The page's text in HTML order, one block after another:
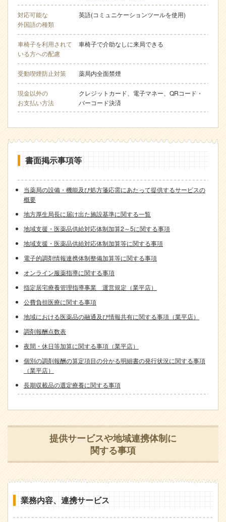
対応可能な
外国語の種類
英語(コミュニケーションツールを使用)
車椅子を利用されて
いる方への配慮
車椅子で介助なしに来局できる
受動喫煙防止対策 薬局内全面禁煙
現金以外の
お支払い方法
クレジットカード、電子マネー、QRコード・
バーコード決済
書面掲示事項等
当薬局の設備・機能及び処方箋応需にあたって提供するサービスの
概要
地方厚生局長に届け出た施設基準に関する一覧
地域支援・医薬品供給対応体制加算2～5に関する事項
地域支援・医薬品供給対応体制加算等に関する事項
電子的調剤情報連携体制整備加算等に関する事項
オンライン服薬指導に関する事項
指定居宅療養管理指導事業 運営規定（業平店）
公費負担医療に関する事項
地域における医薬品の融通及び情報共有に関する事項（業平店）
調剤報酬点数表
夜間・休日等加算に関する事項（業平店）
個別の調剤報酬の算定項目の分かる明細書の発行状況に関する事項
（業平店）
長期収載品の選定療養に関する事項
提供サービスや地域連携体制に
関する事項
業務内容、連携サービス